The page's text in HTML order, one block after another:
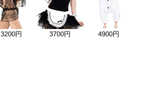
3200円 3700円 4900円